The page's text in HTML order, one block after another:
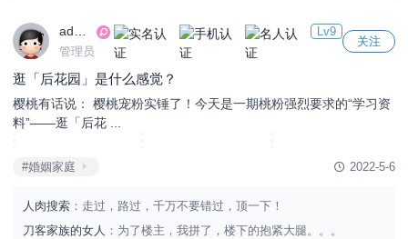
admin
Lv9
管理员
关注
逛「后花园」是什么感觉？
樱桃有话说： 樱桃宠粉实锤了！今天是一期桃粉强烈要求的“学习资
料”——逛「后花 ...
#婚姻家庭 2022-5-6
人肉搜索 ：走过，路过，千万不要错过，顶一下！
刀客家族的女人 ：为了楼主，我拼了，楼下的抱紧大腿。。。